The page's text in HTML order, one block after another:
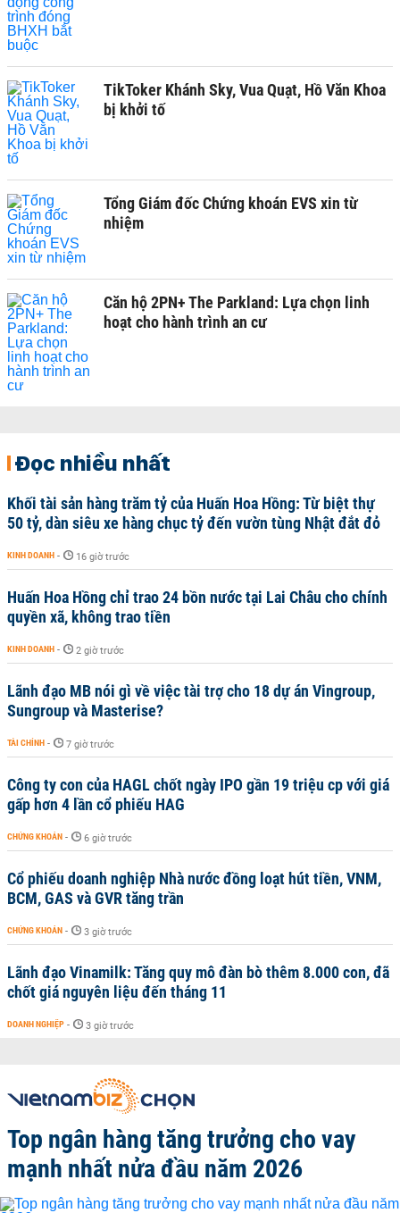
TikToker Khánh Sky, Vua Quạt, Hồ Văn Khoa
bị khởi tố
Tổng Giám đốc Chứng khoán EVS xin từ
nhiệm
Căn hộ 2PN+ The Parkland: Lựa chọn linh
hoạt cho hành trình an cư
Đọc nhiều nhất
Khối tài sản hàng trăm tỷ của Huấn Hoa Hồng: Từ biệt thự
50 tỷ, dàn siêu xe hàng chục tỷ đến vườn tùng Nhật đắt đỏ
KINH DOANH - 16 giờ trước
Huấn Hoa Hồng chỉ trao 24 bồn nước tại Lai Châu cho chính
quyền xã, không trao tiền
KINH DOANH - 2 giờ trước
Lãnh đạo MB nói gì về việc tài trợ cho 18 dự án Vingroup,
Sungroup và Masterise?
TÀI CHÍNH - 7 giờ trước
Công ty con của HAGL chốt ngày IPO gần 19 triệu cp với giá
gấp hơn 4 lần cổ phiếu HAG
CHỨNG KHOÁN - 6 giờ trước
Cổ phiếu doanh nghiệp Nhà nước đồng loạt hút tiền, VNM,
BCM, GAS và GVR tăng trần
CHỨNG KHOÁN - 3 giờ trước
Lãnh đạo Vinamilk: Tăng quy mô đàn bò thêm 8.000 con, đã
chốt giá nguyên liệu đến tháng 11
DOANH NGHIỆP - 3 giờ trước
Top ngân hàng tăng trưởng cho vay
mạnh nhất nửa đầu năm 2026